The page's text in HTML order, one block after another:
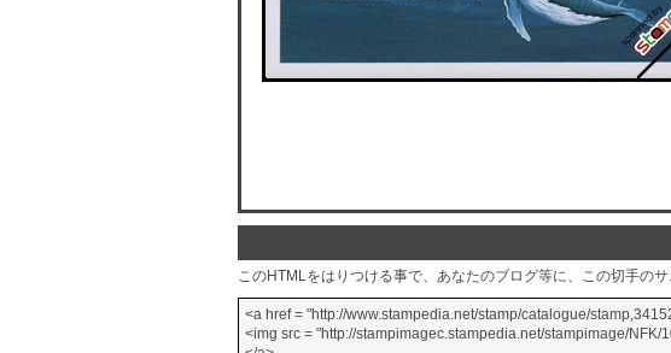
このHTMLをはりつける事で、あなたのブログ等に、この切手の